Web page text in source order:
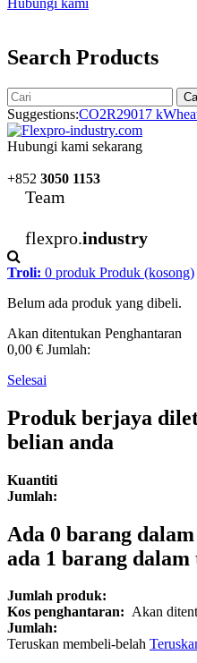
Hubungi kami
Search Products
Suggestions:CO2R29017 kW
Hubungi kami sekarang
+852 3050 1153
Team
flexpro.industry
Troli: 0 produk Produk (kosong)
Belum ada produk yang dibeli.
Akan ditentukan Penghantaran
0,00 € Jumlah:
Selesai
Produk berjaya
belian anda
Kuantiti
Jumlah:
Ada 0 barang
ada 1 barang
Jumlah produk:
Kos penghantaran: Akan
Jumlah:
Teruskan membeli-belah